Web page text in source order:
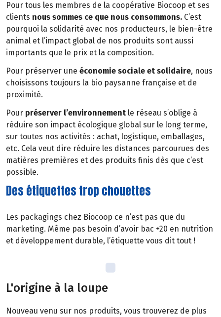
Pour tous les membres de la coopérative Biocoop et ses
clients nous sommes ce que nous consommons. C’est
pourquoi la solidarité avec nos producteurs, le bien-être
animal et l’impact global de nos produits sont aussi
importants que le prix et la composition.
Pour préserver une économie sociale et solidaire, nous
choisissons toujours la bio paysanne française et de
proximité.
Pour préserver l’environnement le réseau s’oblige à
réduire son impact écologique global sur le long terme,
sur toutes nos activités : achat, logistique, emballages,
etc. Cela veut dire réduire les distances parcourues des
matières premières et des produits finis dès que c’est
possible.
Des étiquettes trop chouettes
Les packagings chez Biocoop ce n’est pas que du
marketing. Même pas besoin d’avoir bac +20 en nutrition
et développement durable, l’étiquette vous dit tout !
L'origine à la loupe
Nouveau venu sur nos produits, vous trouverez de plus